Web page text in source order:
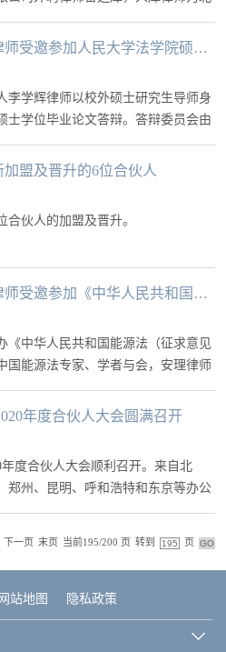
军律师。
安理动态｜合伙人李学辉律师受邀参加人民大学法学院硕士学位论文答辩
李学辉律师以校外硕士研究生导师身
士学位毕业论文答辩。答辩委员会由
盈副教授、李学辉律师组成，杨立新
文答辩采取网络视频在线方式进
盟及晋升的6位合伙人
伙人的加盟及晋升。
安理动态｜合伙人赵建军律师受邀参加《中华人民共和国能源法（征求意见稿）》线上专家座谈会并发言
《中华人民共和国能源法（征求意见
国能源法专家、学者与会，安理律师
究会常务理事、中国安全产业协会副
员，就《坚持以“四个革命、一个
年度合伙人大会圆满召开
度合伙人大会顺利召开。来自北
郑州、昆明、呼和浩特和东京等办公
上和办公室线下相结合的方式参加了
下一页 末页 当前195/200 页 转到 页
网站地图 隐私政策